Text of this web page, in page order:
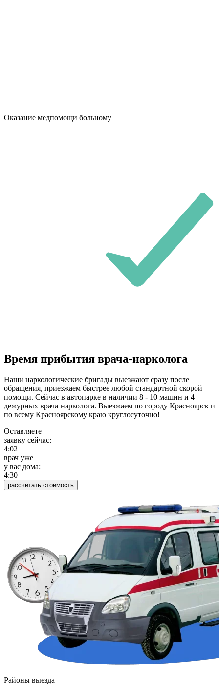
Оказание медпомощи больному
Время прибытия врача-нарколога
Наши наркологические бригады выезжают сразу после
обращения, приезжаем быстрее любой стандартной скорой
помощи. Сейчас в автопарке в наличии 8 - 10 машин и 4
дежурных врача-нарколога. Выезжаем по городу Красноярск и
по всему Красноярскому краю круглосуточно!
Оставляете
заявку сейчас:
4:02
врач уже
у вас дома:
4:30
рассчитать стоимость
Районы выезда